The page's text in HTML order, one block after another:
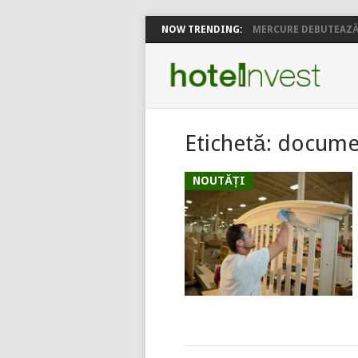
NOW TRENDING: MERCURE
Etichetă:
NOUTĂȚI